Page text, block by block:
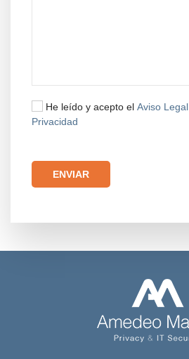
He leído y acepto el Aviso Legal
Privacidad